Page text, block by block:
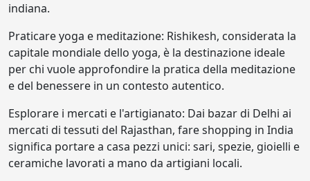
indiana.
Praticare yoga e meditazione: Rishikesh, considerata la
capitale mondiale dello yoga, è la destinazione ideale
per chi vuole approfondire la pratica della meditazione
e del benessere in un contesto autentico.
Esplorare i mercati e l'artigianato: Dai bazar di Delhi ai
mercati di tessuti del Rajasthan, fare shopping in India
significa portare a casa pezzi unici: sari, spezie, gioielli e
ceramiche lavorati a mano da artigiani locali.